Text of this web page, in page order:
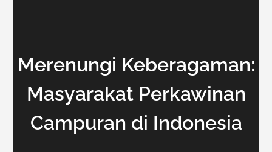
Merenungi Keberagaman:
Masyarakat Perkawinan
Campuran di Indonesia